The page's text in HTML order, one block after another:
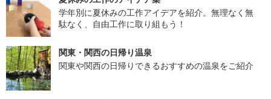
学年別に夏休みの工作アイデアを紹介。無理なく無
駄なく、自由工作に取り組もう！
関東・関西の日帰り温泉
関東や関西の日帰りできるおすすめの温泉をご紹介